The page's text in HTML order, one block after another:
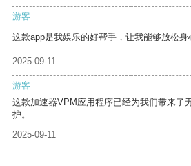
游客
这款app是我娱乐的好帮手，让我能够放松身
2025-09-11
游客
这款加速器VPM应用程序已经为我们带来了
护。
2025-09-11